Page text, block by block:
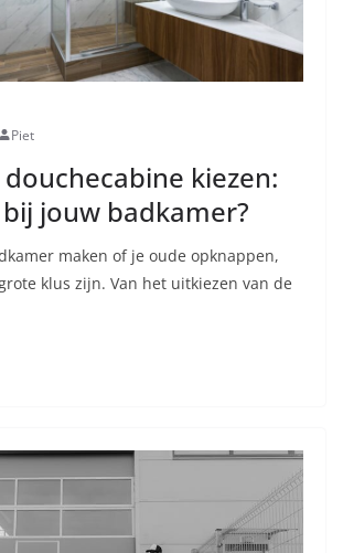
Piet
kiezen:
jouw badkamer?
maken of je oude opknappen,
klus zijn. Van het uitkiezen van de